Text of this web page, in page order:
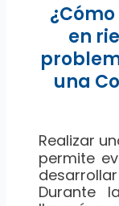
en
una
Realizar
permite
Durante